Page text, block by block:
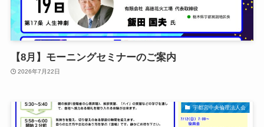
【8月】モーニングセミナーのご案内
2026年7月22日
宇都宮中央倫理法人会